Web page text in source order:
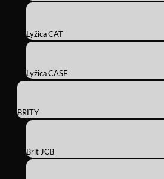
Lyžica CAT
Lyžica CASE
BRITY
Brit JCB